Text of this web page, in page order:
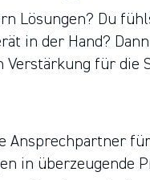
Lösungen? Du
in der Hand?
für die
Ansprechpartner
in überzeugende